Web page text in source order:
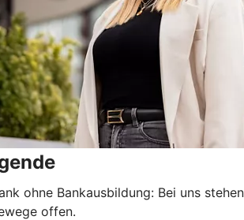
ohne Bankausbildung: Bei uns stehen
offen.